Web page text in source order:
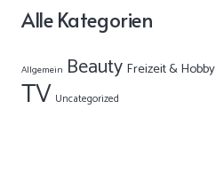
Alle Kategorien
Allgemein Beauty Freizeit & Hobby
TV Uncategorized